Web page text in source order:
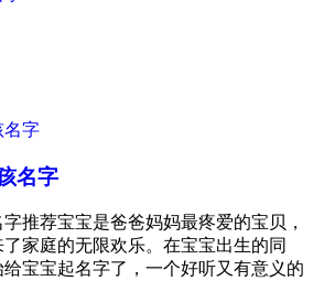
名字
推荐宝宝是爸爸妈妈最疼爱的宝贝，
家庭的无限欢乐。在宝宝出生的同
宝宝起名字了，一个好听又有意义的